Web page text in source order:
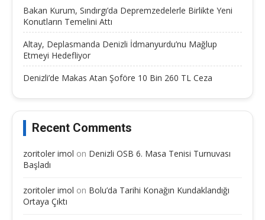
Bakan Kurum, Sındırgı’da Depremzedelerle Birlikte Yeni
Konutların Temelini Attı
Altay, Deplasmanda Denizli İdmanyurdu’nu Mağlup
Etmeyi Hedefliyor
Denizli’de Makas Atan Şoföre 10 Bin 260 TL Ceza
Recent Comments
zoritoler imol on Denizli OSB 6. Masa Tenisi Turnuvası
Başladı
zoritoler imol on Bolu’da Tarihi Konağın Kundaklandığı
Ortaya Çıktı